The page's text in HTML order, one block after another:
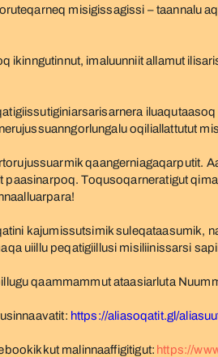
misigissagissi – taannalu
ikinngutinnut, imaluunniit allamut
oqiliallattutut
qaangerniagaqarputit.
paasinarpoq. Toqusoqarneratigut
kajumissutsimik suleqataasumik,
uiillu peqatigiillusi misiliinissarsi
qaammammut ataasiarluta
https://aliasoqatit.gl/
malinnaaffigitigut: https://